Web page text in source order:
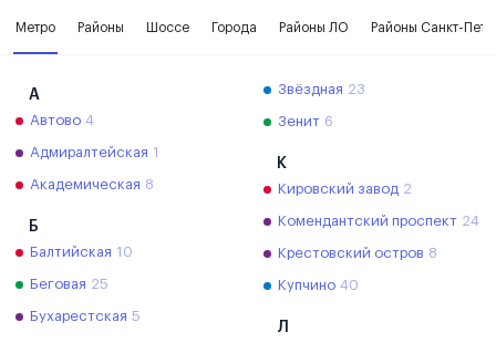
Метро Районы Шоссе Города Районы ЛО Районы Санкт-
А
Автово 4
Адмиралтейская 1
Академическая 8
Б
Балтийская 10
Беговая 25
Бухарестская 5
Звёздная 23
Зенит 6
К
Кировский завод 2
Комендантский проспект 24
Крестовский остров 8
Купчино 40
Л